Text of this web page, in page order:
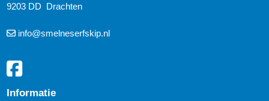
9203 DD Drachten
info@smelneserfskip.nl
Informatie